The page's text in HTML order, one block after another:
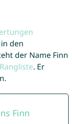
den
der Name Finn
. Er